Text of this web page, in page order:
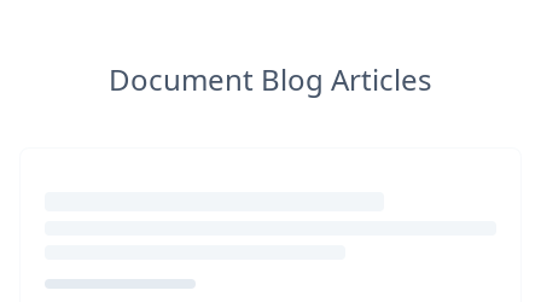
Document Blog Articles